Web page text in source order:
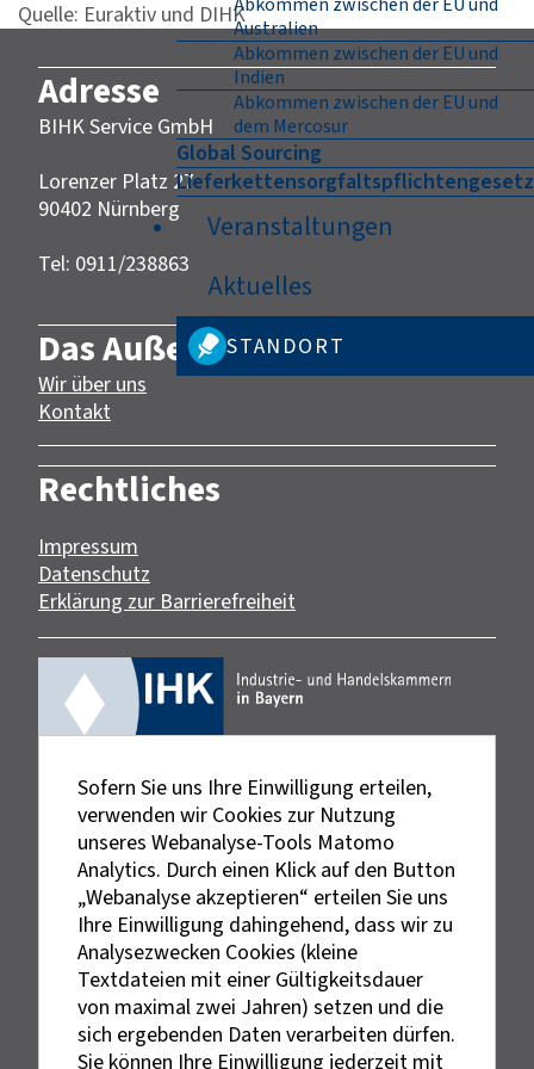
Australien
Abkommen zwischen der EU und
Indien
Abkommen zwischen der EU und
dem Mercosur
Global Sourcing
Lieferkettensorgfaltspflichtengesetz
Veranstaltungen
Aktuelles
STANDORT
Quelle: Euraktiv und DIHK
Adresse
BIHK Service GmbH
Lorenzer Platz 27
90402 Nürnberg‎‎
Tel: 0911/238863
Das Außenwirtschaftsportal
Wir über uns
Kontakt
Rechtliches
Impressum
Datenschutz
Erklärung zur Barrierefreiheit
Sofern Sie uns Ihre Einwilligung erteilen,
verwenden wir Cookies zur Nutzung
unseres Webanalyse-Tools Matomo
Analytics. Durch einen Klick auf den Button
„Webanalyse akzeptieren“ erteilen Sie uns
Ihre Einwilligung dahingehend, dass wir zu
Analysezwecken Cookies (kleine
Textdateien mit einer Gültigkeitsdauer
von maximal zwei Jahren) setzen und die
sich ergebenden Daten verarbeiten dürfen.
Sie können Ihre Einwilligung jederzeit mit